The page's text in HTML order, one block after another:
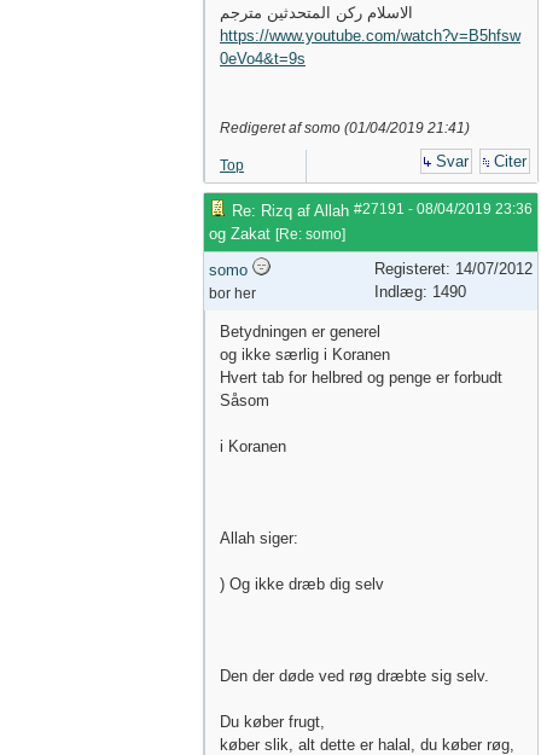
الاسلام ركن المتحدثين مترجم
https://www.youtube.com/watch?v=B5hfsw
0eVo4&t=9s
Redigeret af somo (01/04/2019 21:41)
Top Svar Citer
#27191 - 08/04/2019 23:36
Re: Rizq af Allah
og Zakat [Re: somo]
somo
bor her
Registeret: 14/07/2012
Indlæg: 1490
Betydningen er generel
og ikke særlig i Koranen
Hvert tab for helbred og penge er forbudt
Såsom
i Koranen
Allah siger:
) Og ikke dræb dig selv
Den der døde ved røg dræbte sig selv.
Du køber frugt,
køber slik, alt dette er halal, du køber røg,